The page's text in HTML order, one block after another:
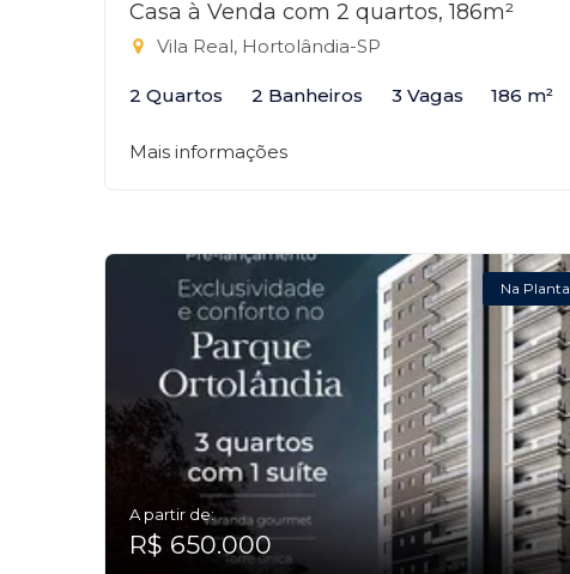
Casa à Venda com 2 quartos, 186m²
Vila Real, Hortolândia-SP
2 Quartos 2 Banheiros 3 Vagas 186 m²
Mais informações
Na Planta
A partir de:
R$ 650.000